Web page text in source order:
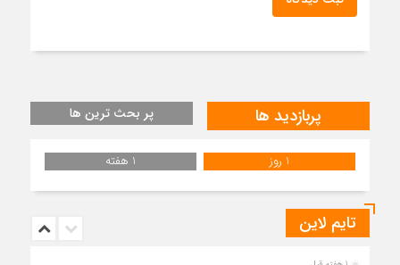
پربازدید ها پر بحث ترین ها
1 روز 1 هفته
تایم لاین